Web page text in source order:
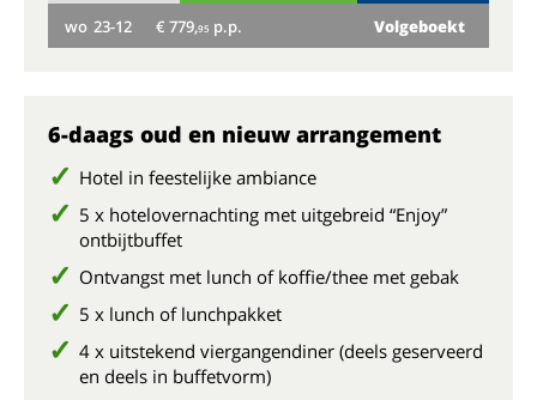
wo 23-12 € 779,95 p.p. Volgeboekt
6-daags oud en nieuw arrangement
Hotel in feestelijke ambiance
5 x hotelovernachting met uitgebreid “Enjoy”
ontbijtbuffet
Ontvangst met lunch of koffie/thee met gebak
5 x lunch of lunchpakket
4 x uitstekend viergangendiner (deels geserveerd
en deels in buffetvorm)